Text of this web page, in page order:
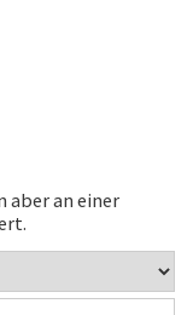
aber an einer